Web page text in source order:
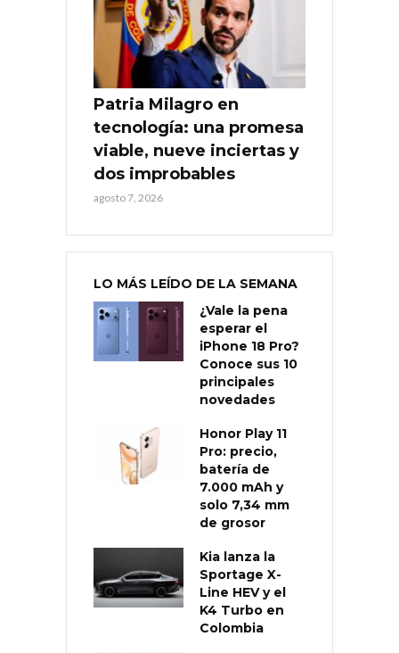
Patria Milagro en
tecnología: una promesa
viable, nueve inciertas y
dos improbables
agosto 7, 2026
LO MÁS LEÍDO DE LA SEMANA
¿Vale la pena
esperar el
iPhone 18 Pro?
Conoce sus 10
principales
novedades
Honor Play 11
Pro: precio,
batería de
7.000 mAh y
solo 7,34 mm
de grosor
Kia lanza la
Sportage X-
Line HEV y el
K4 Turbo en
Colombia